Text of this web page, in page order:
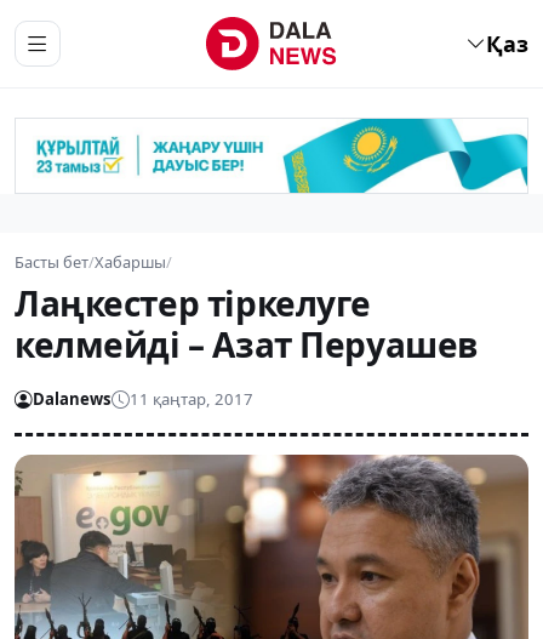
Қаз
Басты бет/Хабаршы/
Лаңкестер тіркелуге
келмейді – Азат Перуашев
Dalanews 11 қаңтар, 2017